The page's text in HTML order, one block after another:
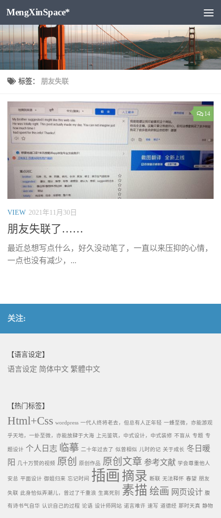
跳至内容
MengXinSpace*
标签： 朋友失联
14
VIEW 2021年11月30日
朋友失联了……
最近总想写点什么，好久没动笔了，一直以来压抑的心情，
一点也没有减少，...
关注:
【语言设定】
语言设定 简体中文 繁體中文
【热门标签】
Html+Css wordpress 一代人终将老去，但总有人正年轻 一蜂至微，亦能游观
乎天地，一虲至微，亦能放肆于大海 上元鉴筑，中式设计，中式装修 不盲从 专题 专
题设计 个人日志 临摹 二十年过去了 似曾相似 儿时的记 关于成长 冬日暖
阳
几十万赞的视频 原创 原创作品 原创文章 参考文献 学会尊重他人
安总 平面设计 御姐归来 忘记时间 插画 摘录 断联 无法释怀 春望 朋友
失联 此身恰似弄潮儿，曾过了千重浪 生离死别 素描 绘画 网页设计 腹
有诗书气自华 认识自己的过程 论语 设计师网站 诺言难许 速写 道德经 那时天真 静物